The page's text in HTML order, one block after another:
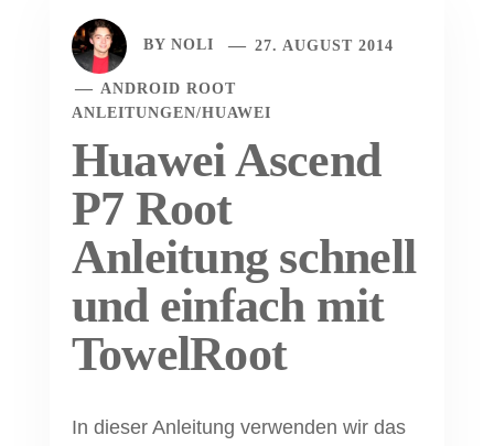
BY NOLI 27. AUGUST 2014
ANDROID ROOT
ANLEITUNGEN/HUAWEI
Huawei Ascend
P7 Root
Anleitung schnell
und einfach mit
TowelRoot
In dieser Anleitung verwenden wir das